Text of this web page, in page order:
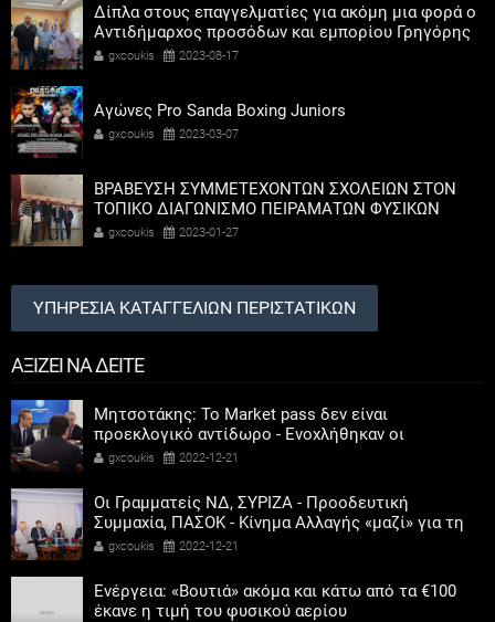
Δίπλα στους επαγγελματίες για ακόμη μια φορά ο
Αντιδήμαρχος προσόδων και εμπορίου Γρηγόρης
Καψοκόλης
gxcoukis 2023-08-17
Αγώνες Pro Sanda Boxing Juniors
gxcoukis 2023-03-07
ΒΡΑΒΕΥΣΗ ΣΥΜΜΕΤΕΧΟΝΤΩΝ ΣΧΟΛΕΙΩΝ ΣΤΟΝ
ΤΟΠΙΚΟ ΔΙΑΓΩΝΙΣΜΟ ΠΕΙΡΑΜΑΤΩΝ ΦΥΣΙΚΩΝ
ΕΠΙΣΤΗΜΩΝ
gxcoukis 2023-01-27
ΥΠΗΡΕΣΙΑ ΚΑΤΑΓΓΕΛΙΩΝ ΠΕΡΙΣΤΑΤΙΚΩΝ
ΑΞΙΖΕΙ ΝΑ ΔΕΙΤΕ
Μητσοτάκης: Το Market pass δεν είναι
προεκλογικό αντίδωρο - Ενοχλήθηκαν οι
αριστεροί του χαβιαριού
gxcoukis 2022-12-21
Οι Γραμματείς ΝΔ, ΣΥΡΙΖΑ - Προοδευτική
Συμμαχία, ΠΑΣΟΚ - Κίνημα Αλλαγής «μαζί» για τη
συμμετοχή των γυναικών στην πολιτική
gxcoukis 2022-12-21
Ενέργεια: «Βουτιά» ακόμα και κάτω από τα €100
έκανε η τιμή του φυσικού αερίου